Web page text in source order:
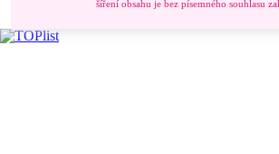
šíření obsahu je bez písemného souhlasu